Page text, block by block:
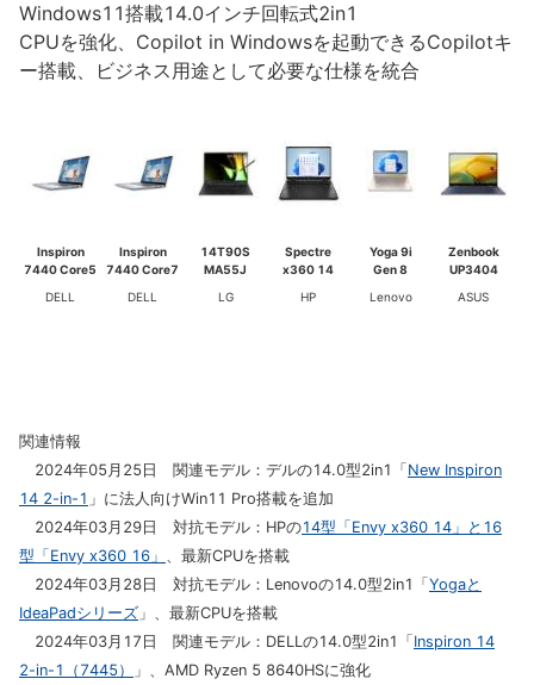
Windows11搭載14.0インチ回転式2in1
CPUを強化、Copilot in Windowsを起動できるCopilotキ
ー搭載、ビジネス用途として必要な仕様を統合
Inspiron
7440 Core5
DELL
Inspiron
7440 Core7
DELL
14T90S
MA55J
LG
Spectre
x360 14
HP
Yoga 9i
Gen 8
Lenovo
Zenbook
UP3404
ASUS
関連情報
2024年05月25日 関連モデル：デルの14.0型2in1「 New Inspiron
14 2-in-1 」に法人向けWin11 Pro搭載を追加
2024年03月29日 対抗モデル：HPの14型「Envy x360 14」と16
型「Envy x360 16」 、最新CPUを搭載
2024年03月28日 対抗モデル：Lenovoの14.0型2in1「 Yogaと
IdeaPadシリーズ 」、最新CPUを搭載
2024年03月17日 関連モデル：DELLの14.0型2in1「 Inspiron 14
2-in-1（7445）
」、AMD Ryzen 5 8640HSに強化